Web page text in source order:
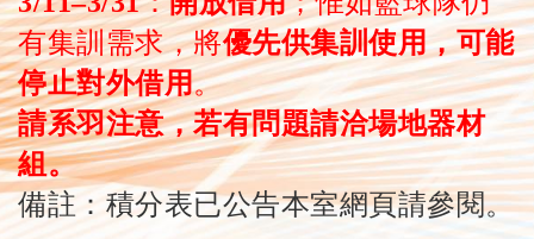
有集訓需求，將優先供集訓使用，可能
停止對外借用。
請系羽注意，若有問題請洽場地器材
組。
備註：積分表已公告本室網頁請參閱。